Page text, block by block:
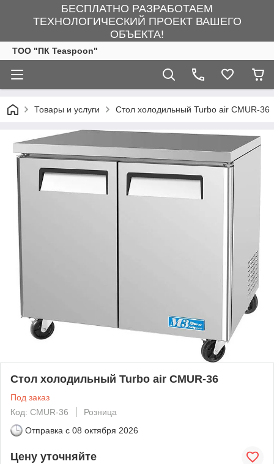
БЕСПЛАТНО РАЗРАБОТАЕМ
ТЕХНОЛОГИЧЕСКИЙ ПРОЕКТ ВАШЕГО
ОБЪЕКТА!
ТОО "ПК Teaspoon"
Товары и услуги Стол холодильный Turbo air CMUR-36
Стол холодильный Turbo air CMUR-36
Под заказ
Код: CMUR-36
Розница
Отправка с 08 октября 2026
Цену уточняйте